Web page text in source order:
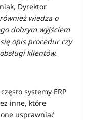
Dyrektor
wiedza o
dobrym wyjściem
opis procedur czy
klientów.
systemy ERP
inne, które
usprawniać